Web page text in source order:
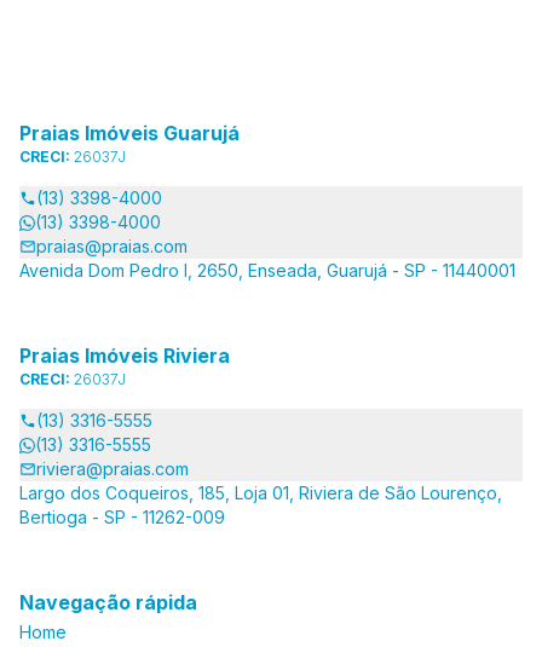
Praias Imóveis Guarujá
CRECI: 26037J
(13) 3398-4000
(13) 3398-4000
praias@praias.com
Avenida Dom Pedro I, 2650, Enseada, Guarujá - SP - 11440001
Praias Imóveis Riviera
CRECI: 26037J
(13) 3316-5555
(13) 3316-5555
riviera@praias.com
Largo dos Coqueiros, 185, Loja 01, Riviera de São Lourenço,
Bertioga - SP - 11262-009
Navegação rápida
Home